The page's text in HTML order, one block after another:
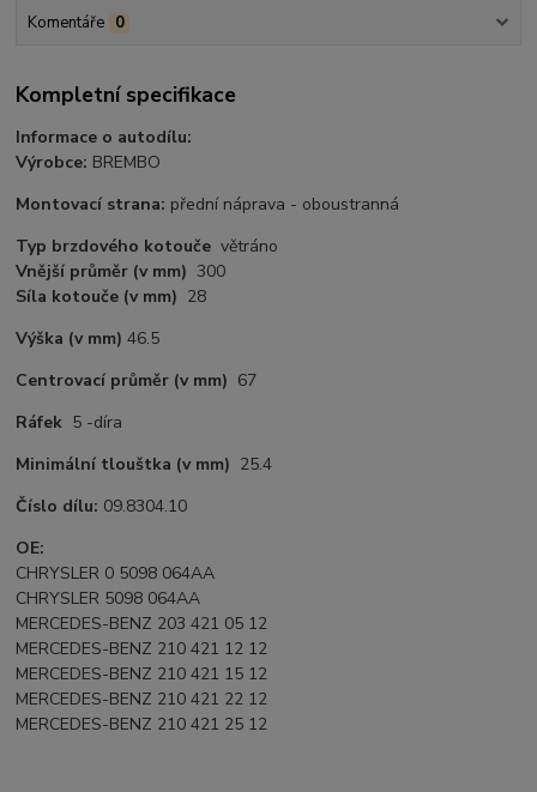
Komentáře 0
Kompletní specifikace
Informace o autodílu:
Výrobce: BREMBO
Montovací strana: přední náprava - oboustranná
Typ brzdového kotouče větráno
Vnější průměr (v mm) 300
Síla kotouče (v mm) 28
Výška (v mm) 46.5
Centrovací průměr (v mm) 67
Ráfek 5 -díra
Minimální tlouštka (v mm) 25.4
Číslo dílu: 09.8304.10
OE:
CHRYSLER 0 5098 064AA
CHRYSLER 5098 064AA
MERCEDES-BENZ 203 421 05 12
MERCEDES-BENZ 210 421 12 12
MERCEDES-BENZ 210 421 15 12
MERCEDES-BENZ 210 421 22 12
MERCEDES-BENZ 210 421 25 12